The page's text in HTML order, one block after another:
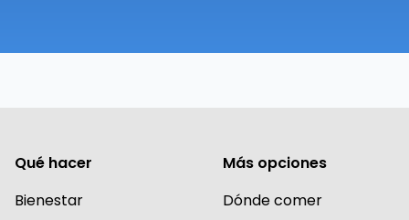
Qué hacer
Bienestar
Más opciones
Dónde comer